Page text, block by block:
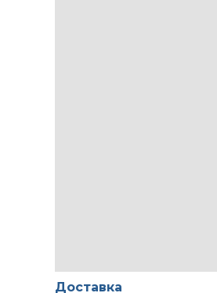
Доставка